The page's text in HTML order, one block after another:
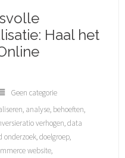
Haal het
Geen categorie
, analyse, behoeften,
verhogen,data
onderzoek,doelgroep,
website,